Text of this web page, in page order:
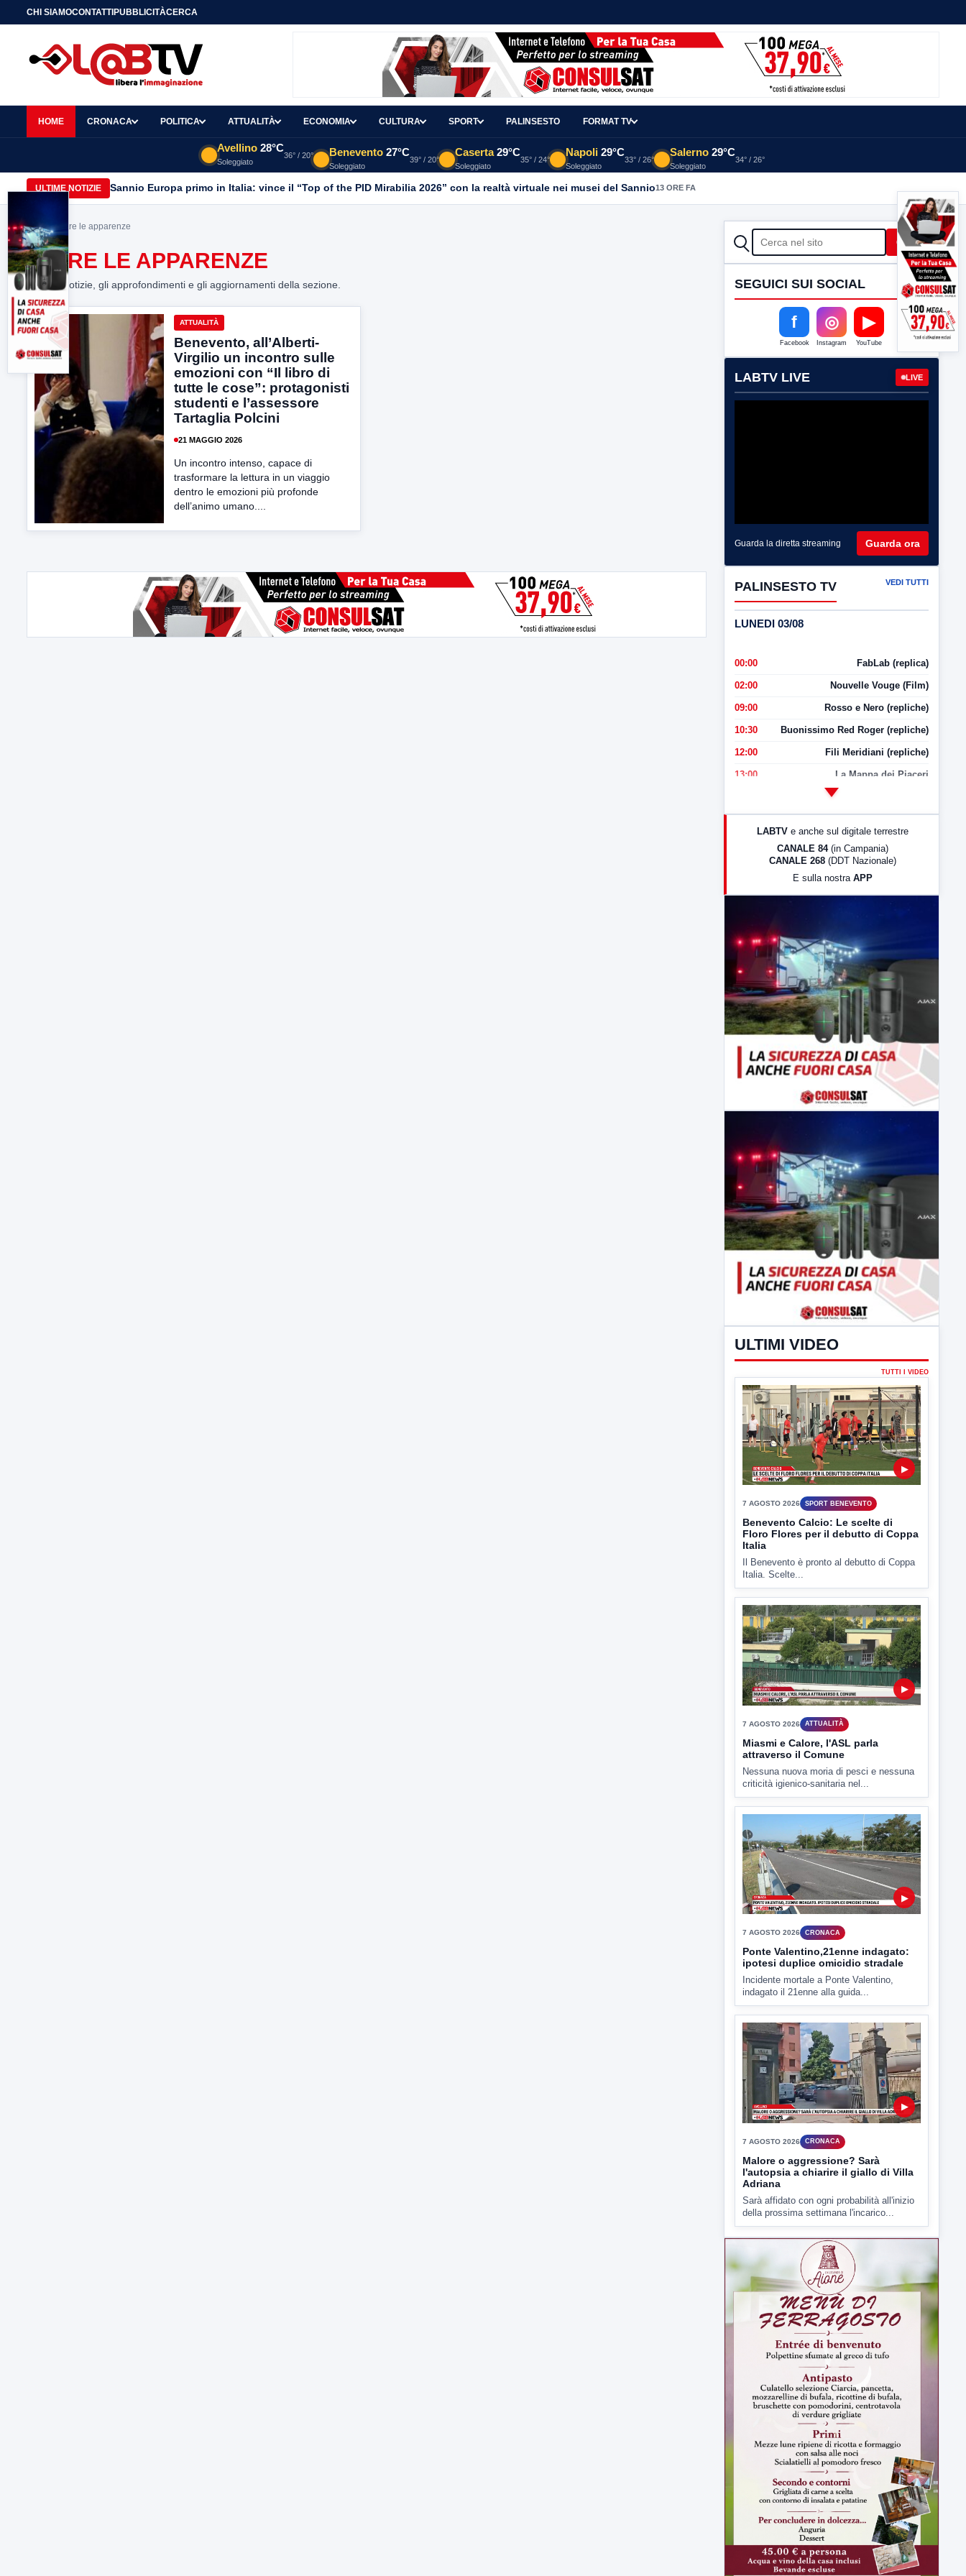
CHI SIAMOCONTATTIPUBBLICITÀCERCA
HOME CRONACA POLITICA ATTUALITÀ ECONOMIA CULTURA SPORT PALINSESTO FORMAT TV
Avellino 28°C
Soleggiato
36° / 20° Benevento 27°C
Soleggiato
39° / 20°
Caserta 29°C
Soleggiato
35° / 24°
Napoli 29°C
Soleggiato
33° / 26°
Salerno 29°C
Soleggiato
34° / 26°
ULTIME NOTIZIE Sannio Europa primo in Italia: vince il “Top of the PID Mirabilia 2026” con la realtà virtuale nei musei del Sannio13 ORE FA
Home> oltre le apparenze
OLTRE LE APPARENZE
Tutte le notizie, gli approfondimenti e gli aggiornamenti della sezione.
ATTUALITÀ
Benevento, all’Alberti-
Virgilio un incontro sulle
emozioni con “Il libro di
tutte le cose”: protagonisti
studenti e l’assessore
Tartaglia Polcini
21 MAGGIO 2026
Un incontro intenso, capace di
trasformare la lettura in un viaggio
dentro le emozioni più profonde
dell’animo umano....
CERCA Cerca
SEGUICI SUI SOCIAL
f
Facebook
◎
Instagram
▶
YouTube
LABTV LIVE LIVE
Guarda la diretta streaming Guarda ora
PALINSESTO TV VEDI TUTTI
LUNEDI 03/08
00:00 FabLab (replica)
02:00 Nouvelle Vouge (Film)
09:00 Rosso e Nero (repliche)
10:30 Buonissimo Red Roger (repliche)
12:00 Fili Meridiani (repliche)
13:00 La Mappa dei Piaceri
LabNews (Diretta)
LABTV e anche sul digitale terrestre
CANALE 84 (in Campania)
CANALE 268 (DDT Nazionale)
E sulla nostra APP
ULTIMI VIDEO
TUTTI I VIDEO
7 AGOSTO 2026 SPORT BENEVENTO
Benevento Calcio: Le scelte di
Floro Flores per il debutto di Coppa
Italia
Il Benevento è pronto al debutto di Coppa
Italia. Scelte...
▶
7 AGOSTO 2026 ATTUALITÀ
Miasmi e Calore, l'ASL parla
attraverso il Comune
Nessuna nuova moria di pesci e nessuna
criticità igienico-sanitaria nel...
▶
7 AGOSTO 2026 CRONACA
Ponte Valentino,21enne indagato:
ipotesi duplice omicidio stradale
Incidente mortale a Ponte Valentino,
indagato il 21enne alla guida...
CRONACA
Malore o aggressione? Sarà
l'autopsia a chiarire il giallo di Villa
Adriana
Sarà affidato con ogni probabilità all'inizio
della prossima settimana l'incarico...